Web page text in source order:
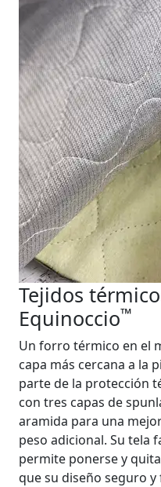
Tejidos
Equinoccio™
Un forro térmico en el
capa más cercana a la
parte de la protección
con tres capas de
aramida para una
peso adicional. Su tela
permite ponerse y
que su diseño seguro